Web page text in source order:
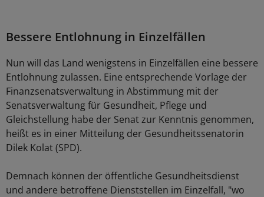
Bessere Entlohnung in Einzelfällen
Nun will das Land wenigstens in Einzelfällen eine bessere
Entlohnung zulassen. Eine entsprechende Vorlage der
Finanzsenatsverwaltung in Abstimmung mit der
Senatsverwaltung für Gesundheit, Pflege und
Gleichstellung habe der Senat zur Kenntnis genommen,
heißt es in einer Mitteilung der Gesundheitssenatorin
Dilek Kolat (SPD).
Demnach können der öffentliche Gesundheitsdienst
und andere betroffene Dienststellen im Einzelfall, "wo